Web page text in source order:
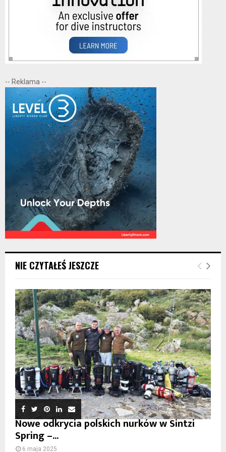
-- Reklama --
NIE CZYTAŁEŚ JESZCZE
Nowe odkrycia polskich nurków w Sintzi
Spring –...
6 maja 2025